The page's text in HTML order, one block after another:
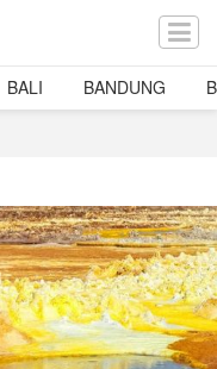
BALI BANDUNG